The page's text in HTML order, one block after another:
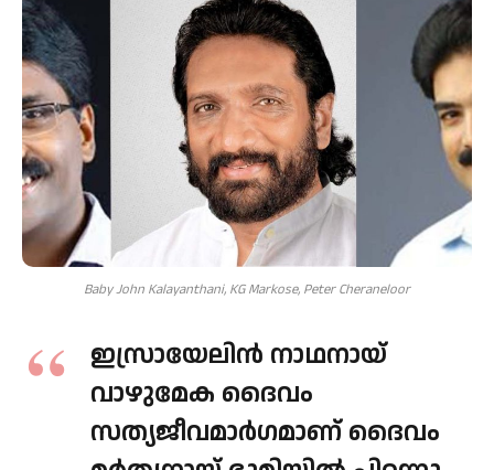
Baby John Kalayanthani, KG Markose, Peter Cheraneloor
ഇസ്രായേലിന്‍ നാഥനായ്
വാഴുമേക ദൈവം
സത്യജീവമാര്‍ഗമാണ് ദൈവം